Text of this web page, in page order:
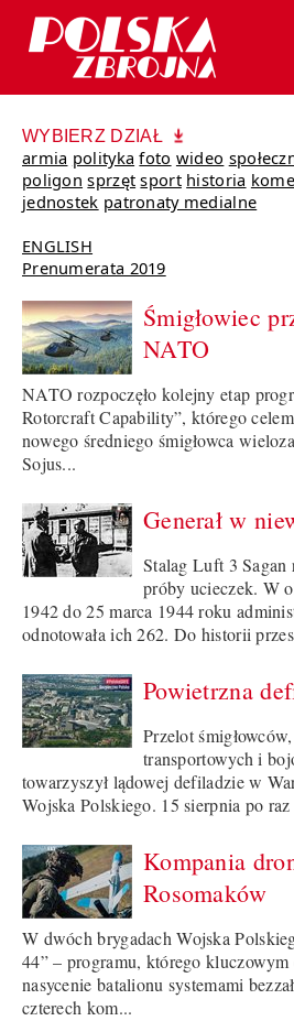
WYBIERZ DZIAŁ
armia polityka foto wideo
poligon sprzęt sport historia
jednostek patronaty medialne
ENGLISH
Prenumerata 2019
Śmigłowiec
NATO
NATO rozpoczęło kolejny etap
Rotorcraft Capability”, którego
nowego średniego śmigłowca
Sojus...
Generał w
Stalag Luft 3 Sagan
próby ucieczek. W
1942 do 25 marca 1944 roku
odnotowała ich 262. Do historii
Powietrzna
Przelot
transportowych i
towarzyszył lądowej defiladzie w
Wojska Polskiego. 15 sierpnia po
Kompania
Rosomaków
W dwóch brygadach Wojska
44” – programu, którego kluczowym
nasycenie batalionu systemami
czterech kom...